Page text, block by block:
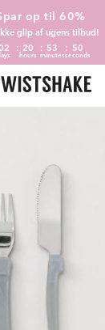
op til 60%
glip af ugens tilbud!
20
hours
53
minutes
50
seconds